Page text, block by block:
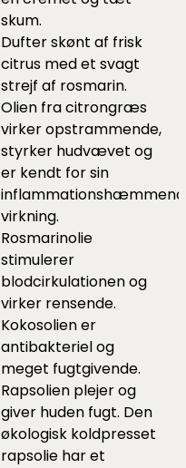
skum.
Dufter skønt af frisk
citrus med et svagt
strejf af rosmarin.
Olien fra citrongræs
virker opstrammende,
styrker hudvævet og
er kendt for sin
virkning.
Rosmarinolie
stimulerer
blodcirkulationen og
virker rensende.
Kokosolien er
antibakteriel og
meget fugtgivende.
Rapsolien plejer og
giver huden fugt. Den
økologisk koldpresset
rapsolie har et